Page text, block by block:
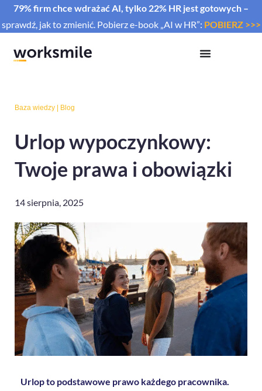
79% firm chce wdrażać AI, tylko 22% HR jest gotowych –
sprawdź, jak to zmienić. Pobierz e-book „AI w HR”: POBIERZ >>>
Baza wiedzy Blog
Urlop wypoczynkowy:
Twoje prawa i obowiązki
14 sierpnia, 2025
Urlop to podstawowe prawo każdego pracownika.